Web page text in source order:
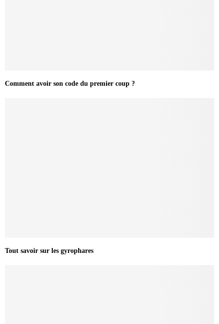
Comment avoir son code du premier coup ?
Tout savoir sur les gyrophares